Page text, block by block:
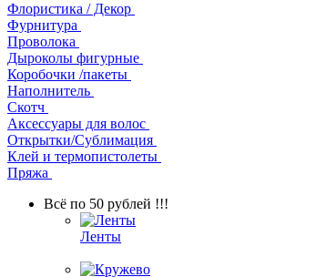
Флористика / Декор
Фурнитура
Проволока
Дыроколы фигурные
Коробочки /пакеты
Наполнитель
Скотч
Аксессуары для волос
Открытки/Сублимация
Клей и термопистолеты
Пряжа
Всё по 50 рублей !!!
Ленты